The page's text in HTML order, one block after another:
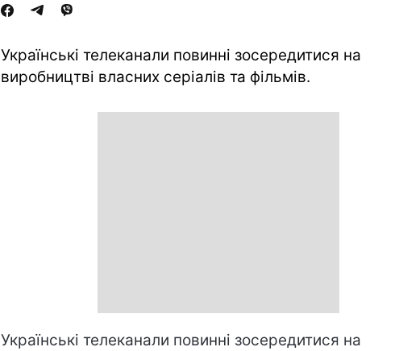
Українські телеканали повинні зосередитися на
виробництві власних серіалів та фільмів.
Українські телеканали повинні зосередитися на